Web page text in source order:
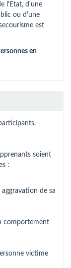
l'Etat, d'une
ou d'une
est
en
soient
:
de sa
comportement
victime